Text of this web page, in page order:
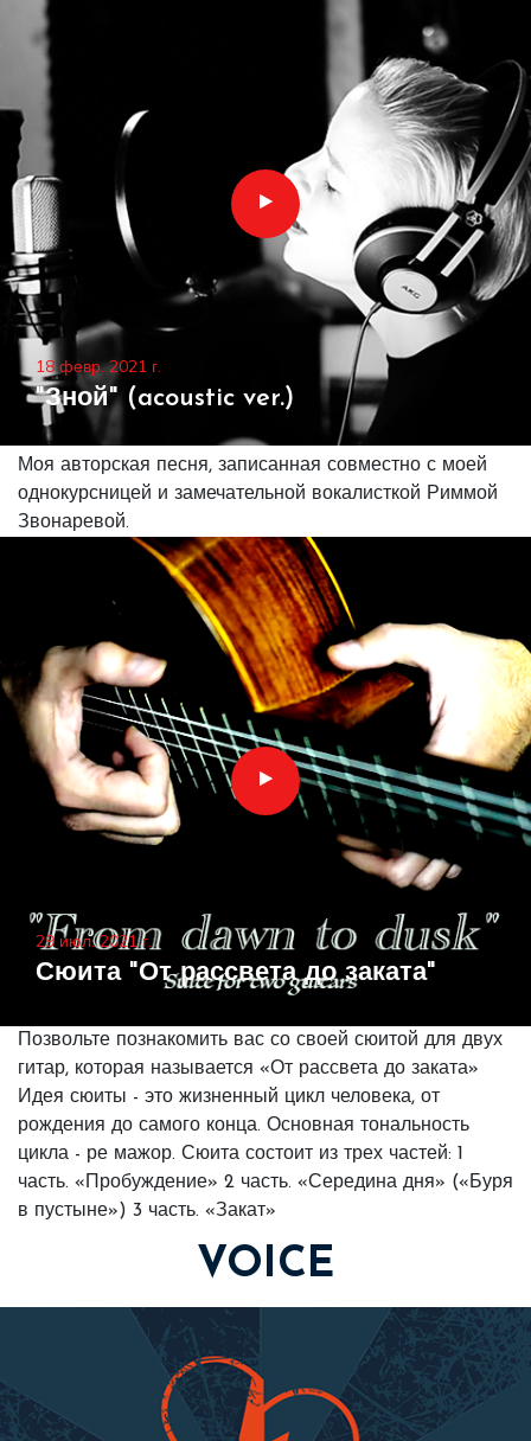
18 февр. 2021 г.
"Зной" (acoustic ver.)
Моя авторская песня, записанная совместно с моей
однокурсницей и замечательной вокалисткой Риммой
Звонаревой.
29 июл. 2021 г.
Сюита "От рассвета до заката"
Позвольте познакомить вас со своей сюитой для двух
гитар, которая называется «От рассвета до заката»
Идея сюиты - это жизненный цикл человека, от
рождения до самого конца. Основная тональность
цикла - ре мажор. Сюита состоит из трех частей: 1
часть. «Пробуждение» 2 часть. «Середина дня» («Буря
в пустыне») 3 часть. «Закат»
VOICE